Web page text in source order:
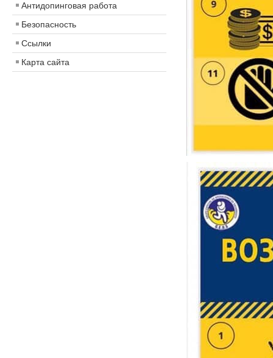
Антидопинговая работа
Безопасность
Ссылки
Карта сайта